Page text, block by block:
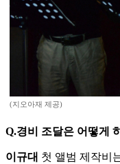
(지오아재 제공)
Q.경비 조달은 어떻게
이규대 첫 앨범 제작비